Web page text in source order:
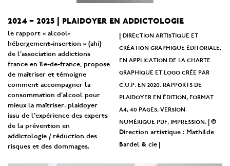
2024 – 2025 | plaidoyer en addictologie
le rapport « alcool-
hébergement-insertion » (ahi)
de l’association addictions
france en île-de-france, propose
de maîtriser et témoigne
comment accompagner la
consommation d’alcool pour
mieux la maîtriser. plaidoyer
issu de l’expérience des experts
de la prévention en
addictologie / réduction des
risques et des dommages.
direction artistique et
création graphique éditoriale,
en application de la charte
graphique et logo crée par
c.u.p. en 2020. rapports de
plaidoyer en édition, format
a4, 40 pages, version
numérique pdf, impression. |©
Direction artistique : Mathilde
Bardel & cie |